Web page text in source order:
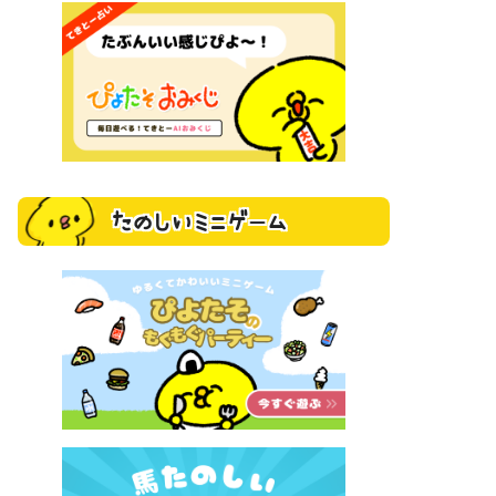
たのしいミニゲーム